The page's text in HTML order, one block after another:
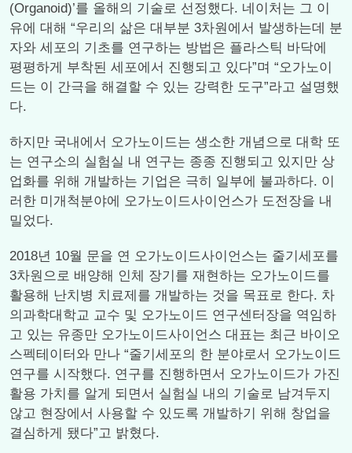
(Organoid)’를 올해의 기술로 선정했다. 네이처는 그 이
유에 대해 “우리의 삶은 대부분 3차원에서 발생하는데 분
자와 세포의 기초를 연구하는 방법은 플라스틱 바닥에
평평하게 부착된 세포에서 진행되고 있다”며 “오가노이
드는 이 간극을 해결할 수 있는 강력한 도구”라고 설명했
다.
하지만 국내에서 오가노이드는 생소한 개념으로 대학 또
는 연구소의 실험실 내 연구는 종종 진행되고 있지만 상
업화를 위해 개발하는 기업은 극히 일부에 불과하다. 이
러한 미개척분야에 오가노이드사이언스가 도전장을 내
밀었다.
2018년 10월 문을 연 오가노이드사이언스는 줄기세포를
3차원으로 배양해 인체 장기를 재현하는 오가노이드를
활용해 난치병 치료제를 개발하는 것을 목표로 한다. 차
의과학대학교 교수 및 오가노이드 연구센터장을 역임하
고 있는 유종만 오가노이드사이언스 대표는 최근 바이오
스펙테이터와 만나 “줄기세포의 한 분야로서 오가노이드
연구를 시작했다. 연구를 진행하면서 오가노이드가 가진
활용 가치를 알게 되면서 실험실 내의 기술로 남겨두지
않고 현장에서 사용할 수 있도록 개발하기 위해 창업을
결심하게 됐다”고 밝혔다.